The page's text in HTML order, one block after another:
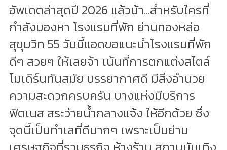
อัพเดตล่าสุดปี 2026 แล้วน้า...สำหรับใครที่
กำลังมองหา โรงแรมที่พัก ย่านทองหล่อ
สุขุมวิท 55 วันนี้แอดขอแนะนำโรงแรมที่พัก
ดีๆ สวยๆ ให้เลยจ้า เน้นที่การตกแต่งสไตล์
โมเดิร์นทันสมัย บรรยากาศดี มีสิ่งอำนวย
ความสะดวกครบครัน บางแห่งมีบริการ
ฟิตเนส สระว่ายน้ำกลางแจ้ง ให้อีกด้วย ซึ่ง
จุดนี้เป็นทำเลที่ดีมากๆ เพราะเป็นย่าน